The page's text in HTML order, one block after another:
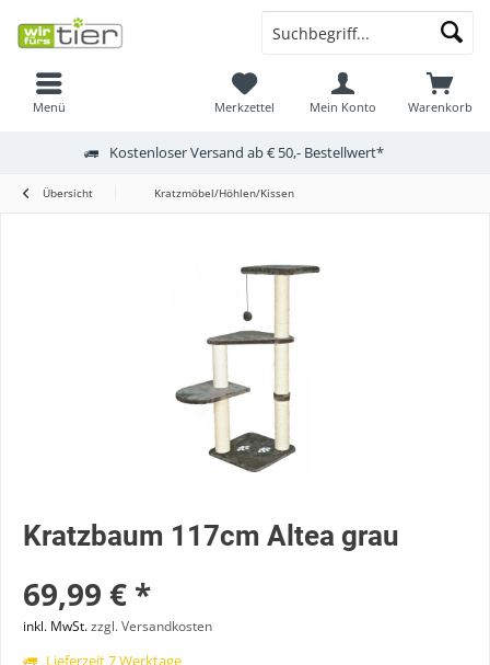
Menü Warenkorb
Merkzettel Mein Konto
Kostenloser Versand ab € 50,- Bestellwert*
Übersicht Kratzmöbel/Höhlen/Kissen
Kratzbaum 117cm Altea grau
69,99 € *
inkl. MwSt.zzgl. Versandkosten
Lieferzeit 7 Werktage